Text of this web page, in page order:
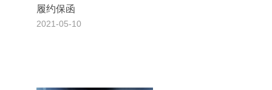
履约保函
2021-05-10